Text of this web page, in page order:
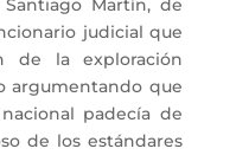
Martín, de
judicial que
de la exploración
argumentando que
padecía de
de los estándares